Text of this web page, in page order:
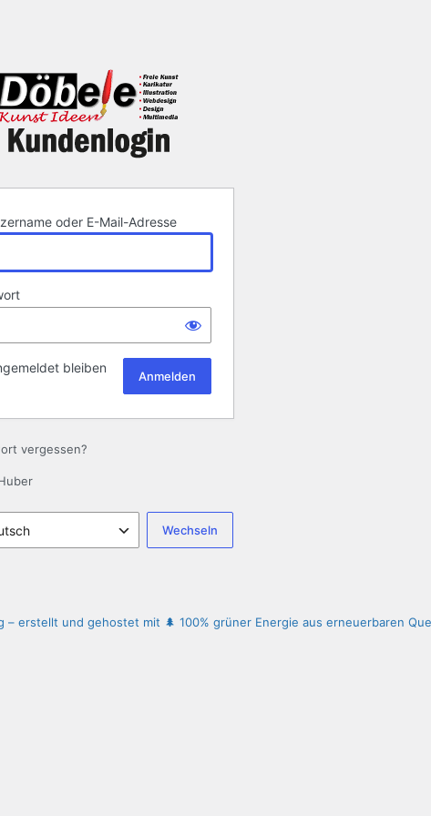
oder E-Mail-Adresse
bleiben
vergessen?
erstellt und gehostet mit 🌲 100% grüner Energie aus erneuerbaren